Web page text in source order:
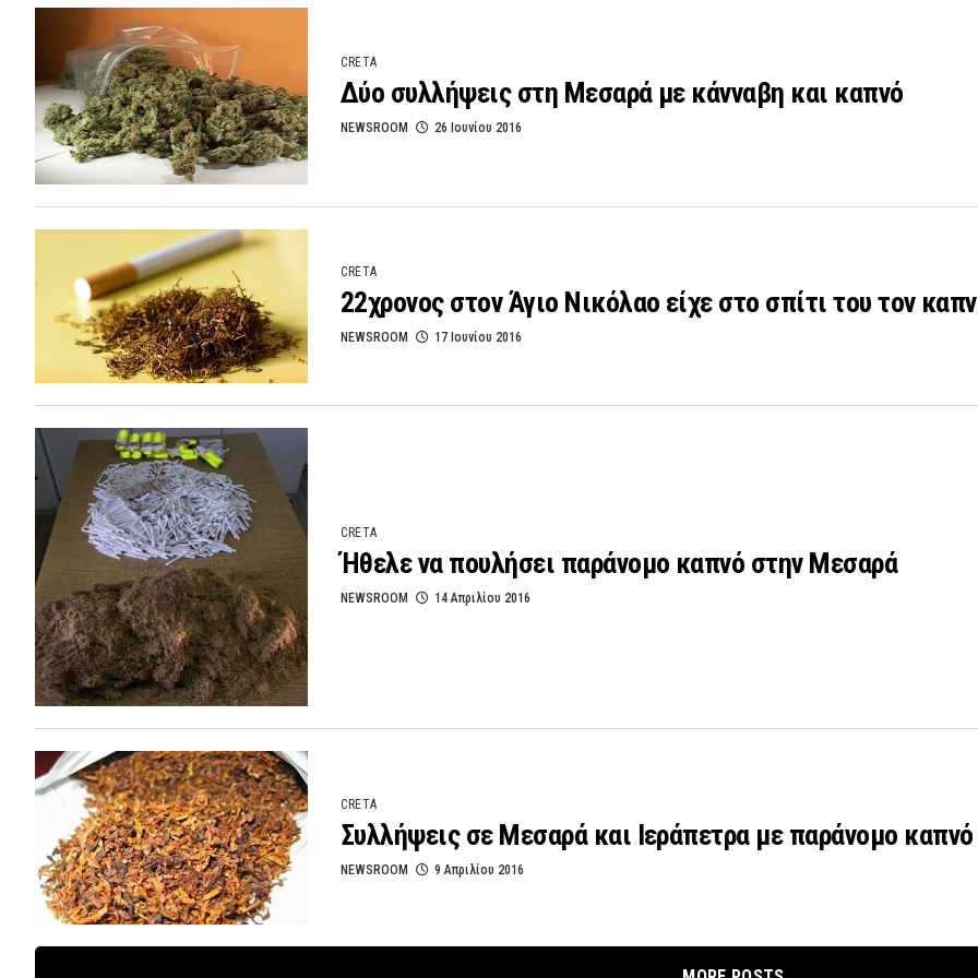
CRETA
Δύο συλλήψεις στη Μεσαρά με κάνναβη και καπνό
NEWSROOM 26 Ιουνίου 2016
CRETA
22χρονος στον Άγιο Νικόλαο είχε στο σπίτι του τον
NEWSROOM 17 Ιουνίου 2016
CRETA
Ήθελε να πουλήσει παράνομο καπνό στην Μεσαρά
NEWSROOM 14 Απριλίου 2016
CRETA
Συλλήψεις σε Μεσαρά και Ιεράπετρα με παράνομο καπνό
NEWSROOM 9 Απριλίου 2016